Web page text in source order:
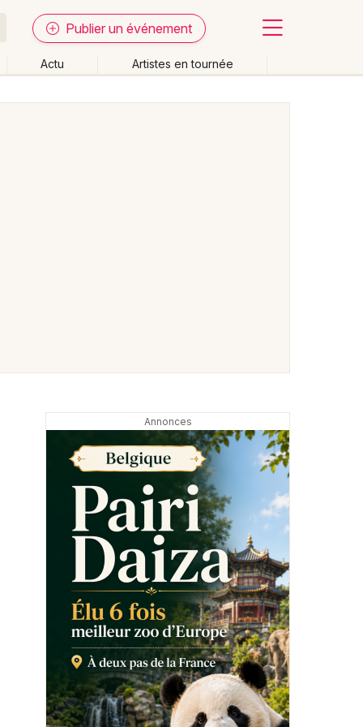
Publier un événement
Actu Artistes en tournée